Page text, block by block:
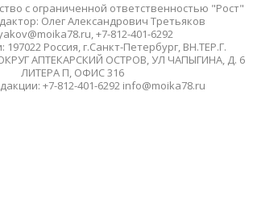
с ограниченной ответственностью "Рост"
Олег Александрович Третьяков
+7-812-401-6292
Россия, г.Санкт-Петербург, ВН.ТЕР.Г.
АПТЕКАРСКИЙ ОСТРОВ, УЛ ЧАПЫГИНА, Д. 6
ЛИТЕРА П, ОФИС 316
+7-812-401-6292 info@moika78.ru